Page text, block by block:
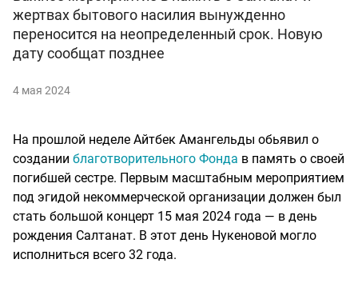
жертвах бытового насилия вынужденно
переносится на неопределенный срок. Новую
дату сообщат позднее
4 мая 2024
На прошлой неделе Айтбек Амангельды обьявил о
создании благотворительного Фонда в память о своей
погибшей сестре. Первым масштабным мероприятием
под эгидой некоммерческой организации должен был
стать большой концерт 15 мая 2024 года — в день
рождения Салтанат. В этот день Нукеновой могло
исполниться всего 32 года.